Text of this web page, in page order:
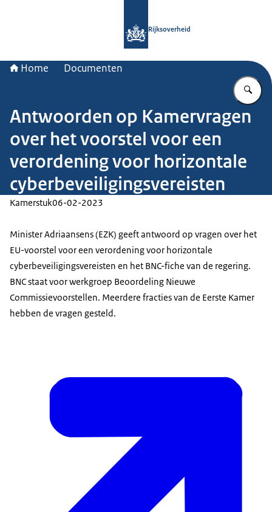
Rijksoverheid
Home Documenten
Antwoorden op Kamervragen
over het voorstel voor een
verordening voor horizontale
cyberbeveiligingsvereisten
Kamerstuk06-02-2023
Minister Adriaansens (EZK) geeft antwoord op vragen over het
EU-voorstel voor een verordening voor horizontale
cyberbeveiligingsvereisten en het BNC-fiche van de regering.
BNC staat voor werkgroep Beoordeling Nieuwe
Commissievoorstellen. Meerdere fracties van de Eerste Kamer
hebben de vragen gesteld.